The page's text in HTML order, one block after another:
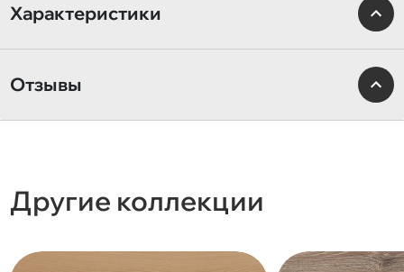
Характеристики
Отзывы
Другие коллекции